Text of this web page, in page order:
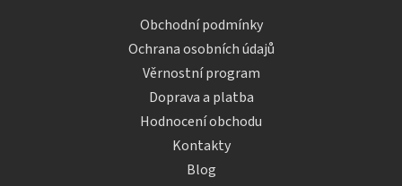
Obchodní podmínky
Ochrana osobních údajů
Věrnostní program
Doprava a platba
Hodnocení obchodu
Kontakty
Blog